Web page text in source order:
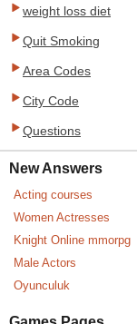
weight loss diet
Quit Smoking
Area Codes
City Code
Questions
New Answers
Acting courses
Women Actresses
Knight Online mmorpg
Male Actors
Oyunculuk